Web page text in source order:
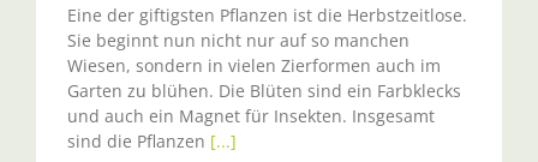
Eine der giftigsten Pflanzen ist die Herbstzeitlose.
Sie beginnt nun nicht nur auf so manchen
Wiesen, sondern in vielen Zierformen auch im
Garten zu blühen. Die Blüten sind ein Farbklecks
und auch ein Magnet für Insekten. Insgesamt
sind die Pflanzen [...]